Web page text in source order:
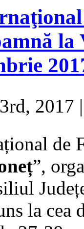
2017
de
”,
la